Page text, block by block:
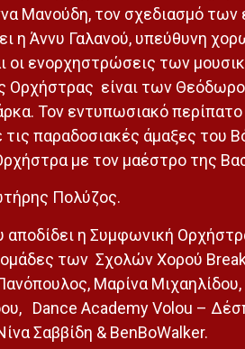
Μανούδη, τον σχεδιασμό των
η Άννυ Γαλανού, υπεύθυνη
οι ενορχηστρώσεις των
Ορχήστρας είναι των
Τον εντυπωσιακό περίπατο
παραδοσιακές άμαξες του
με τον μαέστρο της
Πολύζος.
αποδίδει η Συμφωνική
ομάδες των Σχολών Χορού
Μαρίνα
Dance Academy Volou –
Σαββίδη & BenBoWalker.